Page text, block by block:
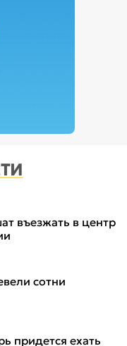
въезжать в центр
сотни
придется ехать